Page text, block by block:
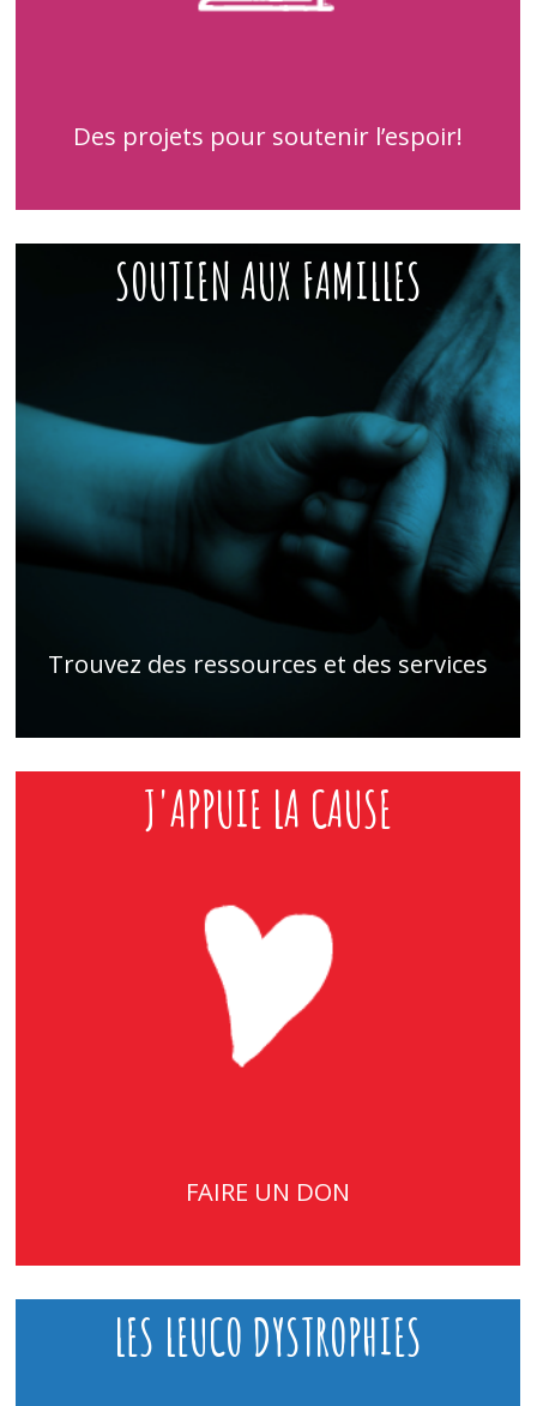
Des projets pour soutenir l’espoir!
SOUTIEN AUX FAMILLES
Trouvez des ressources et des services
J'APPUIE LA CAUSE
FAIRE UN DON
LES LEUCO DYSTROPHIES